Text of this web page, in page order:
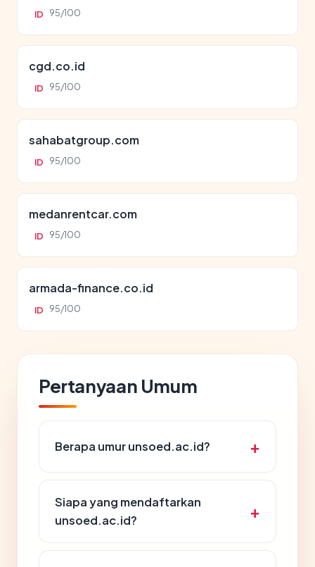
ID 95/100
cgd.co.id
ID 95/100
sahabatgroup.com
ID 95/100
medanrentcar.com
ID 95/100
armada-finance.co.id
ID 95/100
Pertanyaan Umum
Berapa umur unsoed.ac.id?
Siapa yang mendaftarkan
unsoed.ac.id?